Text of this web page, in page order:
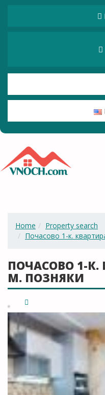
Home
Property search
Почасово 1-к.
ПОЧАСОВО 1-К.
М. ПОЗНЯКИ